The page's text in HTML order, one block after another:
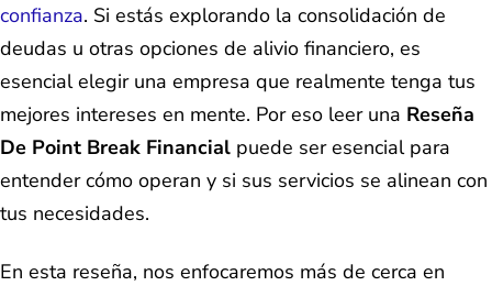
confianza. Si estás explorando la consolidación de
deudas u otras opciones de alivio financiero, es
esencial elegir una empresa que realmente tenga tus
mejores intereses en mente. Por eso leer una Reseña
De Point Break Financial puede ser esencial para
entender cómo operan y si sus servicios se alinean con
tus necesidades.
En esta reseña, nos enfocaremos más de cerca en